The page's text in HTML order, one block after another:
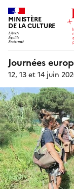
MINISTÈRE
DE LA CULTURE
Journées
12, 13 et 14 juin